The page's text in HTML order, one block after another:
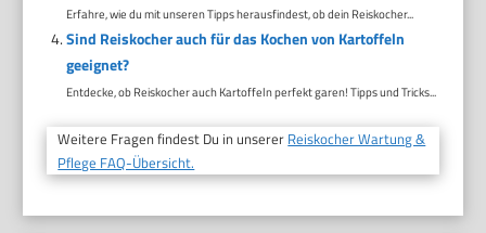
Erfahre, wie du mit unseren Tipps herausfindest, ob dein Reiskocher...
Sind Reiskocher auch für das Kochen von Kartoffeln
geeignet?
Entdecke, ob Reiskocher auch Kartoffeln perfekt garen! Tipps und Tricks...
Weitere Fragen findest Du in unserer Reiskocher Wartung &
Pflege FAQ-Übersicht.